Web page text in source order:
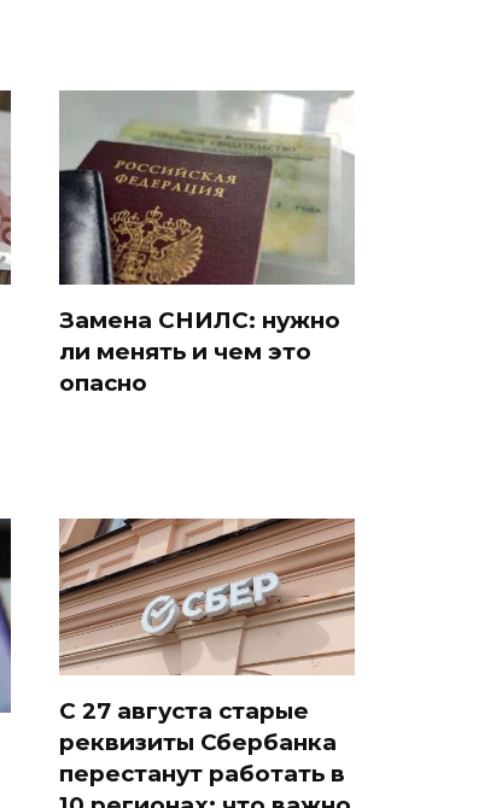
Замена СНИЛС: нужно
ли менять и чем это
опасно
С 27 августа старые
реквизиты Сбербанка
перестанут работать в